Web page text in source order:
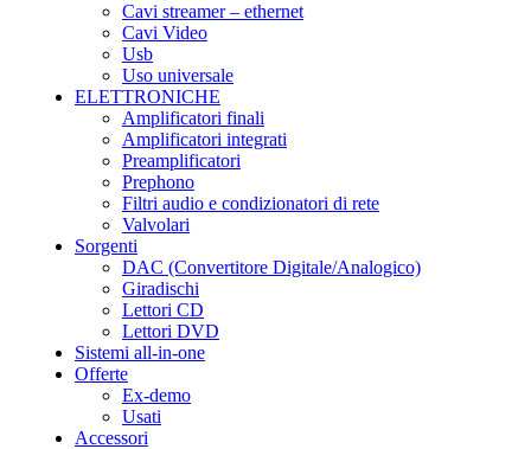
Cavi streamer – ethernet
Cavi Video
Usb
Uso universale
ELETTRONICHE
Amplificatori finali
Amplificatori integrati
Preamplificatori
Prephono
Filtri audio e condizionatori di rete
Valvolari
Sorgenti
DAC (Convertitore Digitale/Analogico)
Giradischi
Lettori CD
Lettori DVD
Sistemi all-in-one
Offerte
Ex-demo
Usati
Accessori